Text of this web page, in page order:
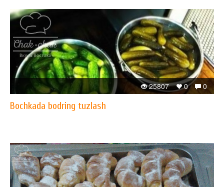
0
0
25807
Bochkada bodring tuzlash